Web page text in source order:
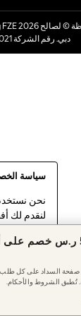
سياسة
نحن
لنقدم لك
موافقتك
اكتشف
تعريف
Sets
Sun
Women's
Women's
Linen
Tops
دبي. رقم الشركة 57324021
احصل على 50 ر.س
تُطبق الشروط والأحكام.